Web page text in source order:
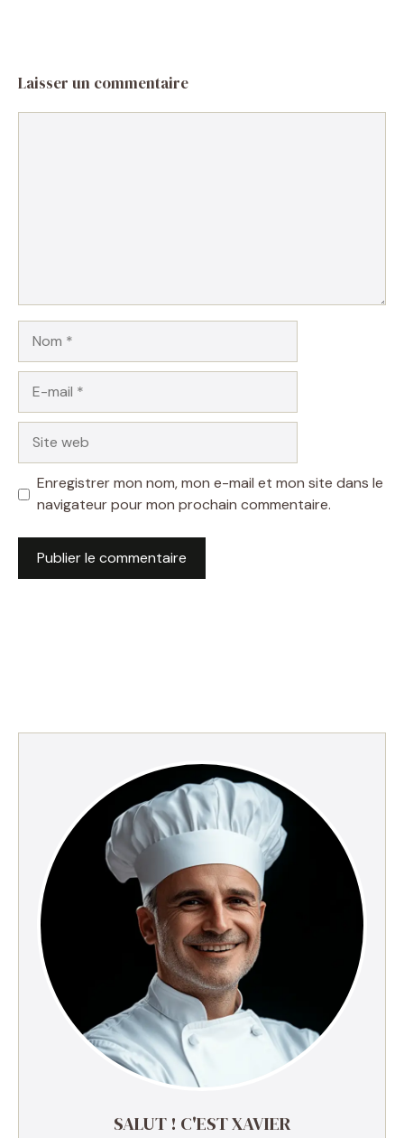
Laisser un commentaire
mail
web
Enregistrer mon nom, mon e-mail et mon site dans le
navigateur pour mon prochain commentaire.
SALUT ! C'EST XAVIER